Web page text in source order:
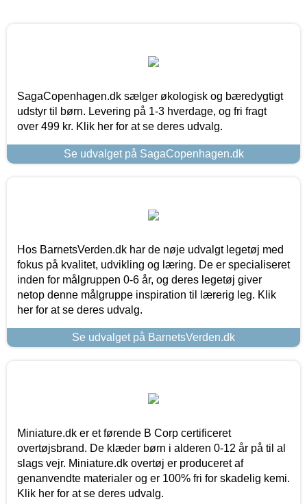
SagaCopenhagen.dk sælger økologisk og bæredygtigt
udstyr til børn. Levering på 1-3 hverdage, og fri fragt
over 499 kr. Klik her for at se deres udvalg.
Se udvalget på SagaCopenhagen.dk
Hos BarnetsVerden.dk har de nøje udvalgt legetøj med
fokus på kvalitet, udvikling og læring. De er specialiseret
inden for målgruppen 0-6 år, og deres legetøj giver
netop denne målgruppe inspiration til lærerig leg. Klik
her for at se deres udvalg.
Se udvalget på BarnetsVerden.dk
Miniature.dk er et førende B Corp certificeret
overtøjsbrand. De klæder børn i alderen 0-12 år på til al
slags vejr. Miniature.dk overtøj er produceret af
genanvendte materialer og er 100% fri for skadelig kemi.
Klik her for at se deres udvalg.